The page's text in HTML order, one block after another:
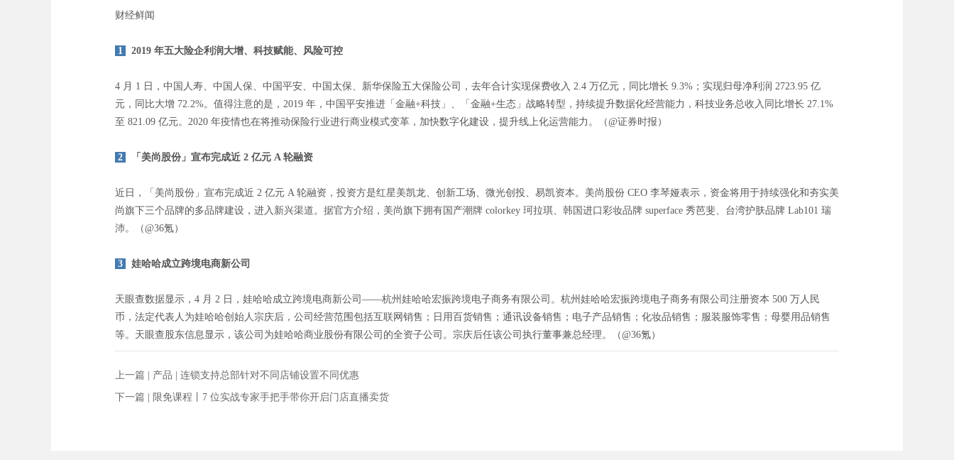
财经鲜闻
1 2019 年五大险企利润大增、科技赋能、风险可控
4 月 1 日，中国人寿、中国人保、中国平安、中国太保、新华保险五大保险公司，去年合计实现保费收入 2.4 万亿元，同比增长 9.3%；实现归母净利润 2723.95 亿
元，同比大增 72.2%。值得注意的是，2019 年，中国平安推进「金融+科技」、「金融+生态」战略转型，持续提升数据化经营能力，科技业务总收入同比增长 27.1%
至 821.09 亿元。2020 年疫情也在将推动保险行业进行商业模式变革，加快数字化建设，提升线上化运营能力。（@证券时报）
2 「美尚股份」宣布完成近 2 亿元 A 轮融资
近日，「美尚股份」宣布完成近 2 亿元 A 轮融资，投资方是红星美凯龙、创新工场、微光创投、易凯资本。美尚股份 CEO 李琴娅表示，资金将用于持续强化和夯实美
尚旗下三个品牌的多品牌建设，进入新兴渠道。据官方介绍，美尚旗下拥有国产潮牌 colorkey 珂拉琪、韩国进口彩妆品牌 superface 秀芭斐、台湾护肤品牌 Lab101 瑞
沛。（@36氪）
3 娃哈哈成立跨境电商新公司
天眼查数据显示，4 月 2 日，娃哈哈成立跨境电商新公司——杭州娃哈哈宏振跨境电子商务有限公司。杭州娃哈哈宏振跨境电子商务有限公司注册资本 500 万人民
币，法定代表人为娃哈哈创始人宗庆后，公司经营范围包括互联网销售；日用百货销售；通讯设备销售；电子产品销售；化妆品销售；服装服饰零售；母婴用品销售
等。天眼查股东信息显示，该公司为娃哈哈商业股份有限公司的全资子公司。宗庆后任该公司执行董事兼总经理。（@36氪）
上一篇 | 产品 | 连锁支持总部针对不同店铺设置不同优惠
下一篇 | 限免课程丨7 位实战专家手把手带你开启门店直播卖货